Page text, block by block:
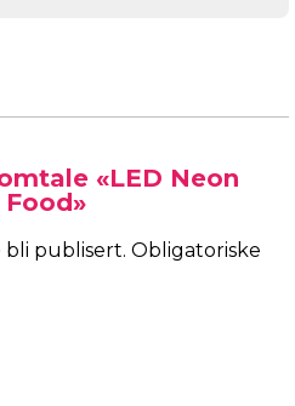
«LED Neon
bli publisert. Obligatoriske